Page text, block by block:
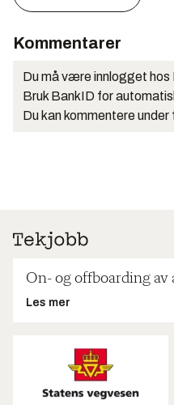
Kommentarer
Du må være innlogget
Bruk BankID for
Du kan kommentere under
On- og offboarding av
Les mer